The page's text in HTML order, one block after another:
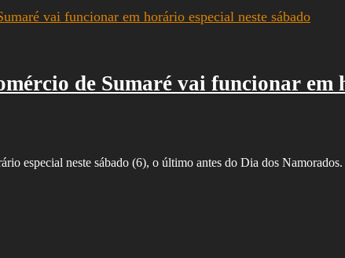
de Sumaré vai funcionar em
especial neste sábado (6), o último antes do Dia dos